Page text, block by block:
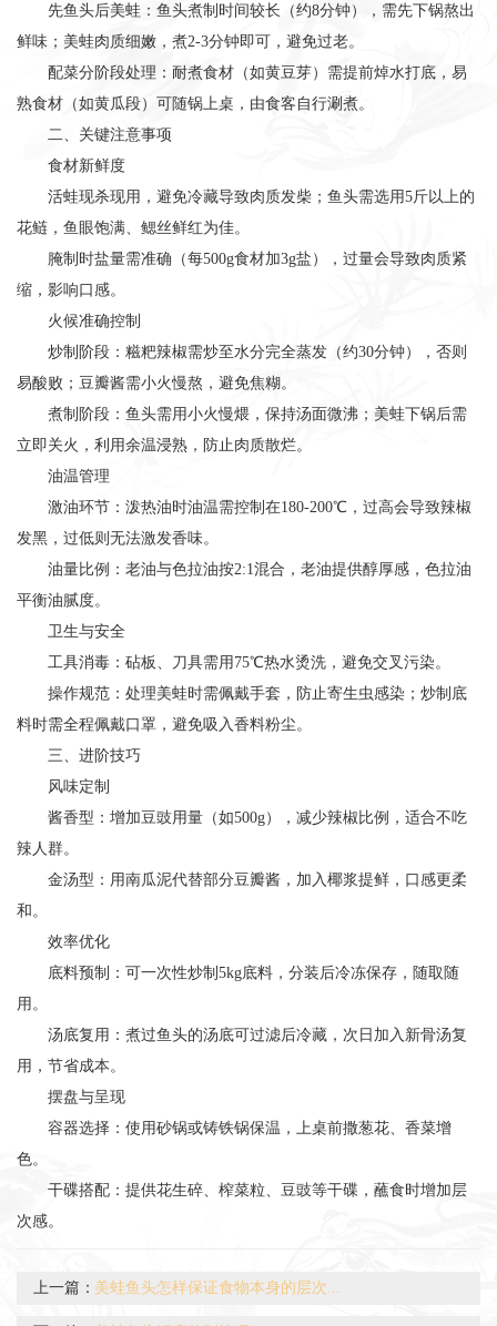
先鱼头后美蛙：鱼头煮制时间较长（约8分钟），需先下锅熬出
鲜味；美蛙肉质细嫩，煮2-3分钟即可，避免过老。
配菜分阶段处理：耐煮食材（如黄豆芽）需提前焯水打底，易
熟食材（如黄瓜段）可随锅上桌，由食客自行涮煮。
二、关键注意事项
食材新鲜度
活蛙现杀现用，避免冷藏导致肉质发柴；鱼头需选用5斤以上的
花鲢，鱼眼饱满、鳃丝鲜红为佳。
腌制时盐量需准确（每500g食材加3g盐），过量会导致肉质紧
缩，影响口感。
火候准确控制
炒制阶段：糍粑辣椒需炒至水分完全蒸发（约30分钟），否则
易酸败；豆瓣酱需小火慢熬，避免焦糊。
煮制阶段：鱼头需用小火慢煨，保持汤面微沸；美蛙下锅后需
立即关火，利用余温浸熟，防止肉质散烂。
油温管理
激油环节：泼热油时油温需控制在180-200℃，过高会导致辣椒
发黑，过低则无法激发香味。
油量比例：老油与色拉油按2:1混合，老油提供醇厚感，色拉油
平衡油腻度。
卫生与安全
工具消毒：砧板、刀具需用75℃热水烫洗，避免交叉污染。
操作规范：处理美蛙时需佩戴手套，防止寄生虫感染；炒制底
料时需全程佩戴口罩，避免吸入香料粉尘。
三、进阶技巧
风味定制
酱香型：增加豆豉用量（如500g），减少辣椒比例，适合不吃
辣人群。
金汤型：用南瓜泥代替部分豆瓣酱，加入椰浆提鲜，口感更柔
和。
效率优化
底料预制：可一次性炒制5kg底料，分装后冷冻保存，随取随
用。
汤底复用：煮过鱼头的汤底可过滤后冷藏，次日加入新骨汤复
用，节省成本。
摆盘与呈现
容器选择：使用砂锅或铸铁锅保温，上桌前撒葱花、香菜增
色。
干碟搭配：提供花生碎、榨菜粒、豆豉等干碟，蘸食时增加层
次感。
上一篇： 美蛙鱼头怎样保证食物本身的层次...